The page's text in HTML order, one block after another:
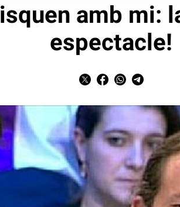
amb mi:
espectacle!